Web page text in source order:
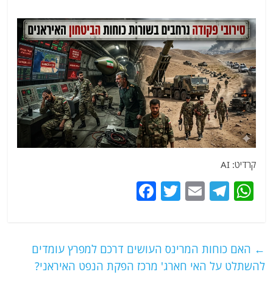
קרדיט: AI
W
s
A
T
g
ra
E
l
T
er
e
b
← האם כוחות המרינס העושים דרכם למפרץ עומדים
להשתלט על האי חארג' מרכז הפקת הנפט האיראני?